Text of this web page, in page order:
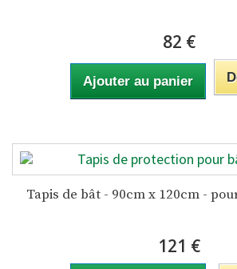
82 €
Ajouter au panier
Tapis de bât - 90cm x 120cm -
121 €